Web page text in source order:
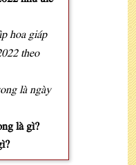
hoa giáp
theo
là ngày
là gì?